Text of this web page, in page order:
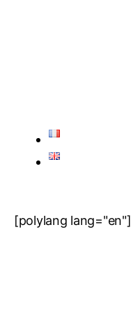
[polylang lang="en"]